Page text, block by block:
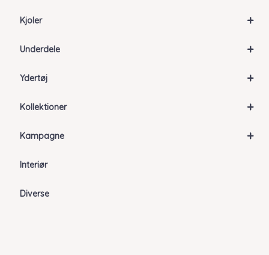
+
Kjoler
+
Underdele
+
Ydertøj
+
Kollektioner
+
Kampagne
Interiør
Diverse